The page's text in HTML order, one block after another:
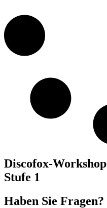
Discofox-Workshop
Stufe 1
Haben Sie Fragen?